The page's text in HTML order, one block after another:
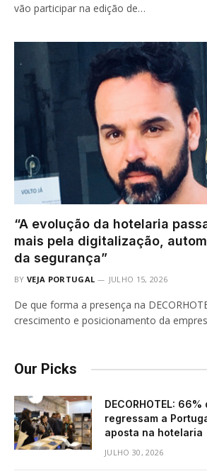
vão participar na edição de…
“A evolução da hotelaria
mais pela digitalização,
da segurança”
BY VEJA PORTUGAL JULHO 15, 2026
De que forma a presença na
crescimento e posicionamento da
Our Picks
DECORHOTEL:
regressam a
aposta na hotelaria
JULHO 30, 2026